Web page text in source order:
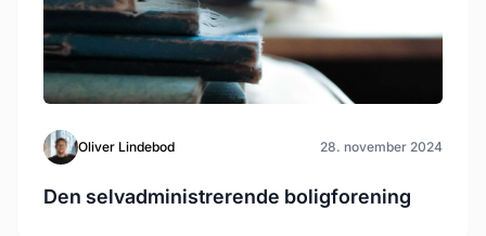
Oliver Lindebod 28. november 2024
Den selvadministrerende boligforening